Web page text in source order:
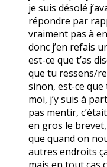
je suis désolé
répondre par
vraiment pas à
donc j’en refais
est-ce que t’as
que tu ressens/
sinon, est-ce que
moi, j’y suis à
pas mentir,
en gros le
que quand on
autres endroits